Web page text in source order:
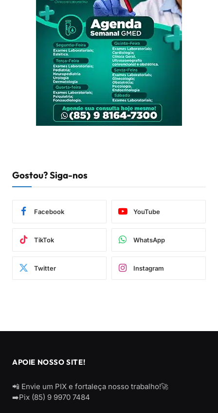
Gostou? Siga-nos
Facebook YouTube
TikTok WhatsApp
Twitter Instagram
APOIE NOSSO SITE!
📲 Envie um PIX e fortaleça nosso trabalho!🚀
➡️Pix (85) 9 9970 7484